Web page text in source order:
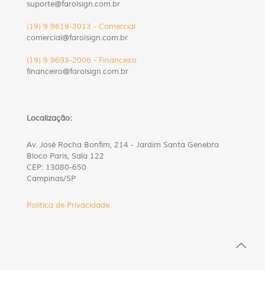
suporte@farolsign.com.br
(19) 9 9619-3013 - Comercial
comercial@farolsign.com.br
(19) 9 9693-2006 - Financeiro
financeiro@farolsign.com.br
Localização:
Av. José Rocha Bonfim, 214 - Jardim Santa Genebra
Bloco Paris, Sala 122
CEP: 13080-650
Campinas/SP
Política de Privacidade